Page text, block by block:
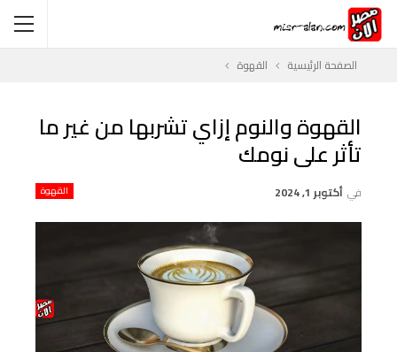
الصفحة الرئيسية القهوة
القهوة والنوم إزاي تشربها من غير ما
تأثر على نومك
القهوة في أكتوبر 1, 2024